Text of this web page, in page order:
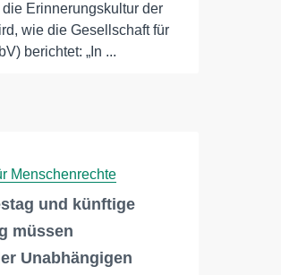
Erinnerungskultur der
wie die Gesellschaft für
berichtet: „In ...
Menschenrechte
und künftige
müssen
Unabhängigen